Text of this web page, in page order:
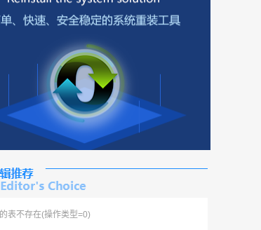
的表不存在(操作类型=0)